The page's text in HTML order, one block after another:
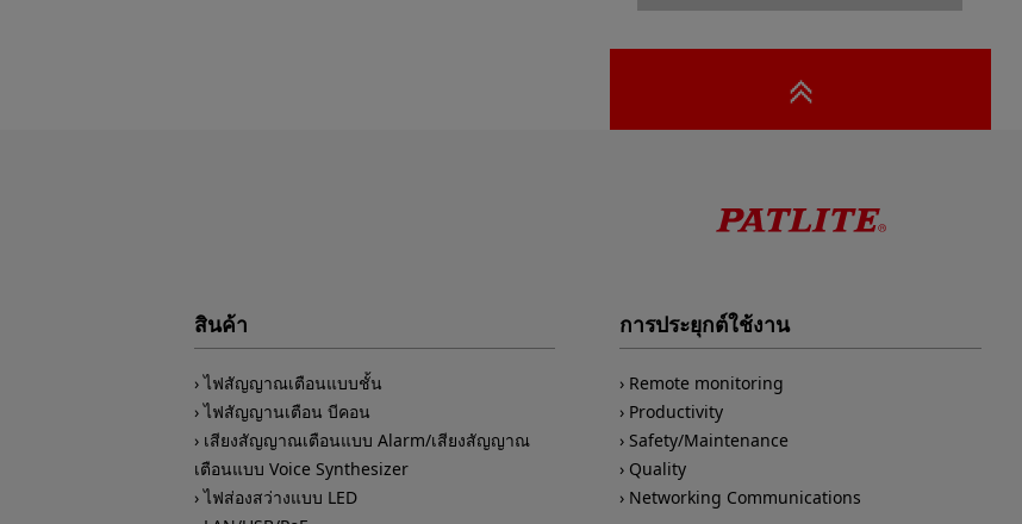
สินค้า
ไฟสัญญาณเตือนแบบชั้น
ไฟสัญญานเตือน บีคอน
เสียงสัญญาณเตือนแบบ Alarm/เสียงสัญญาณ
เตือนแบบ Voice Synthesizer
ไฟส่องสว่างแบบ LED
การประยุกต์ใช้งาน
Remote monitoring
Productivity
Safety/Maintenance
Quality
Networking Communications